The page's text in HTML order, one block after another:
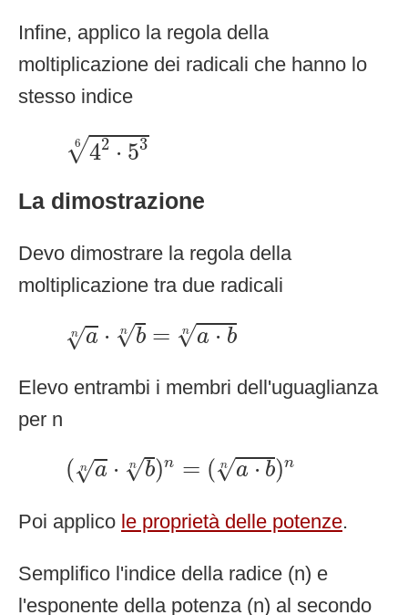
Infine, applico la regola della
moltiplicazione dei radicali che hanno lo
stesso indice
6
√42 ⋅ 53
4 2⋅536
La dimostrazione
Devo dimostrare la regola della
moltiplicazione tra due radicali
n
√a ⋅ n
√b = n
√a ⋅ b
a ⋅bn ⋅bn
Elevo entrambi i membri dell'uguaglianza
per n
( n
√a ⋅ n
√b)n = ( n
√a ⋅ b)n
(a ⋅bn)n a ⋅bn)n
Poi applico le proprietà delle potenze.
Semplifico l'indice della radice (n) e
l'esponente della potenza (n) al secondo